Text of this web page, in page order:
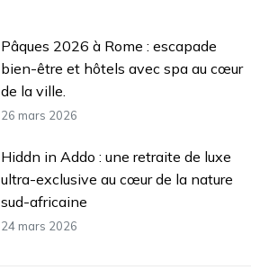
Pâques 2026 à Rome : escapade
bien-être et hôtels avec spa au cœur
de la ville.
26 mars 2026
Hiddn in Addo : une retraite de luxe
ultra-exclusive au cœur de la nature
sud-africaine
24 mars 2026